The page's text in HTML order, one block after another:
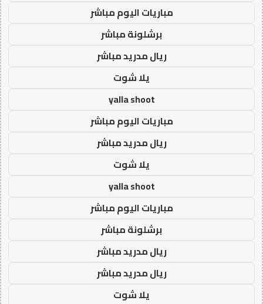
مباريات اليوم مباشر
برشلونة مباشر
ريال مدريد مباشر
يلا شوت
yalla shoot
مباريات اليوم مباشر
ريال مدريد مباشر
يلا شوت
yalla shoot
مباريات اليوم مباشر
برشلونة مباشر
ريال مدريد مباشر
ريال مدريد مباشر
يلا شوت